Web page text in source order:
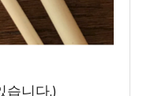
습니다.)